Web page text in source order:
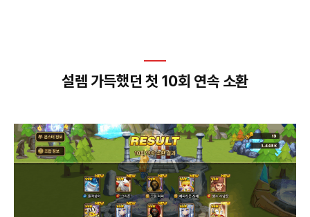
설렘 가득했던 첫 10회 연속 소환